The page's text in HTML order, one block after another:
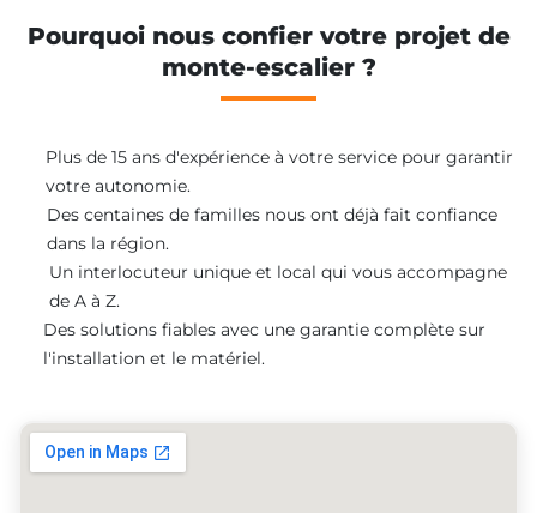
Pourquoi nous confier votre projet de
monte-escalier ?
Plus de 15 ans d'expérience à votre service pour garantir
votre autonomie.
Des centaines de familles nous ont déjà fait confiance
dans la région.
Un interlocuteur unique et local qui vous accompagne
de A à Z.
Des solutions fiables avec une garantie complète sur
l'installation et le matériel.